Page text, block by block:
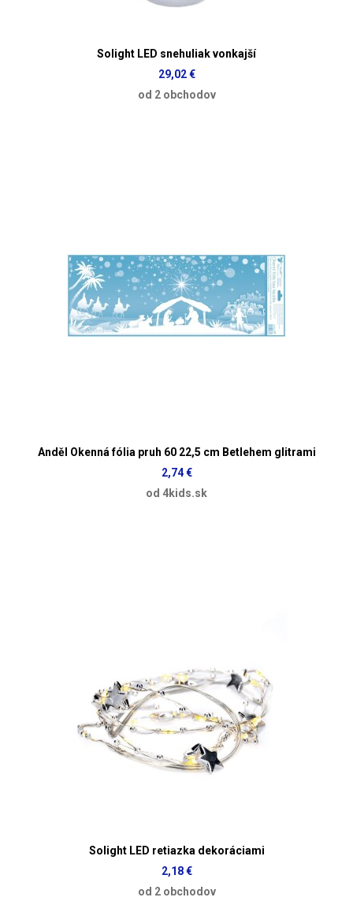
Solight LED snehuliak vonkajší
29,02 €
od 2 obchodov
Anděl Okenná fólia pruh 60 22,5 cm Betlehem glitrami
2,74 €
od 4kids.sk
Solight LED retiazka dekoráciami
2,18 €
od 2 obchodov